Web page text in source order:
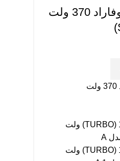
خازن 75 میکروفاراد 370 ولت
خازن 75 میکروفاراد 370 ولت